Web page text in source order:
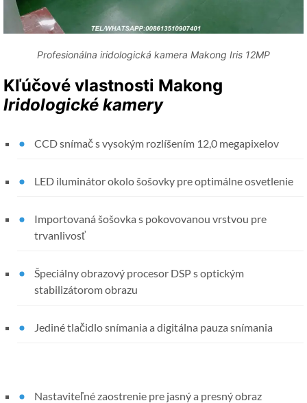
Profesionálna iridologická kamera Makong Iris 12MP
Kľúčové vlastnosti Makong
Iridologické kamery
CCD snímač s vysokým rozlíšením 12,0 megapixelov
LED iluminátor okolo šošovky pre optimálne osvetlenie
Importovaná šošovka s pokovovanou vrstvou pre
trvanlivosť
Špeciálny obrazový procesor DSP s optickým
stabilizátorom obrazu
Jediné tlačidlo snímania a digitálna pauza snímania
Nastaviteľné zaostrenie pre jasný a presný obraz